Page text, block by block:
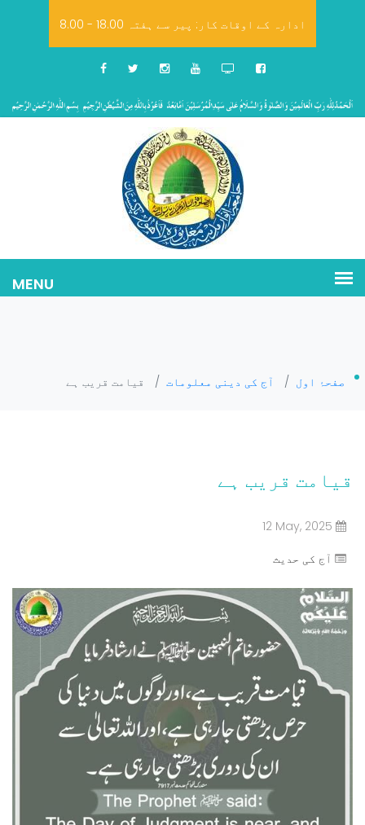
8.00 - 18.00 ادارہ کے اوقات کار: پیر سے ہفتہ
صفحۂ اول / آج کی دینی معلومات / قیامت قریب ہے
قیامت قریب ہے
12 May, 2025
آج کی حدیث